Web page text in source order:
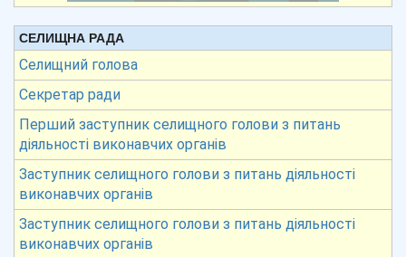
СЕЛИЩНА РАДА
Селищний голова
Секретар ради
Перший заступник селищного голови з питань
діяльності виконавчих органів
Заступник селищного голови з питань діяльності
виконавчих органів
Заступник селищного голови з питань діяльності
виконавчих органів